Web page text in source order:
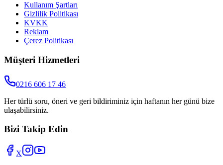
Kullanım Şartları
Gizlilik Politikası
KVKK
Reklam
Çerez Politikası
Müşteri Hizmetleri
0216 606 17 46
Her türlü soru, öneri ve geri bildiriminiz için haftanın her günü bize
ulaşabilirsiniz.
Bizi Takip Edin
X